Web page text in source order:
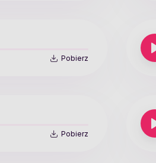
Pobierz
Pobierz